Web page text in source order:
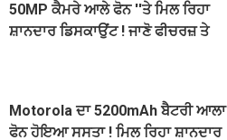
50MP ਕੈਮਰੇ ਆਲੇ ਫੋਨ ''ਤੇ ਮਿਲ ਰਿਹਾ
ਸ਼ਾਨਦਾਰ ਡਿਸਕਾਉਂਟ ! ਜਾਣੋ ਫੀਚਰਜ਼ ਤੇ
Motorola ਦਾ 5200mAh ਬੈਟਰੀ ਆਲਾ
ਫੋਨ ਹੋਇਆ ਸਸਤਾ ! ਮਿਲ ਰਿਹਾ ਸ਼ਾਨਦਾਰ